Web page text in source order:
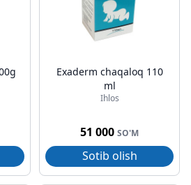
Exaderm chaqaloq 110
ml
Ihlos
51 000 SO'M
Sotib olish